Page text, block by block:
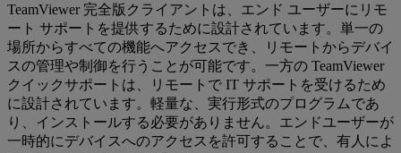
TeamViewer 完全版クライアントは、エンド ユーザーにリモ
ート サポートを提供するために設計されています。単一の
場所からすべての機能へアクセスでき、リモートからデバイ
スの管理や制御を行うことが可能です。一方の TeamViewer
クイックサポートは、リモートで IT サポートを受けるため
に設計されています。軽量な、実行形式のプログラムであ
り、インストールする必要がありません。エンドユーザーが
一時的にデバイスへのアクセスを許可することで、有人によ